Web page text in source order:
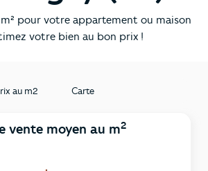
pour votre appartement ou maison
votre bien au bon prix !
au m2 Carte
vente moyen au m2